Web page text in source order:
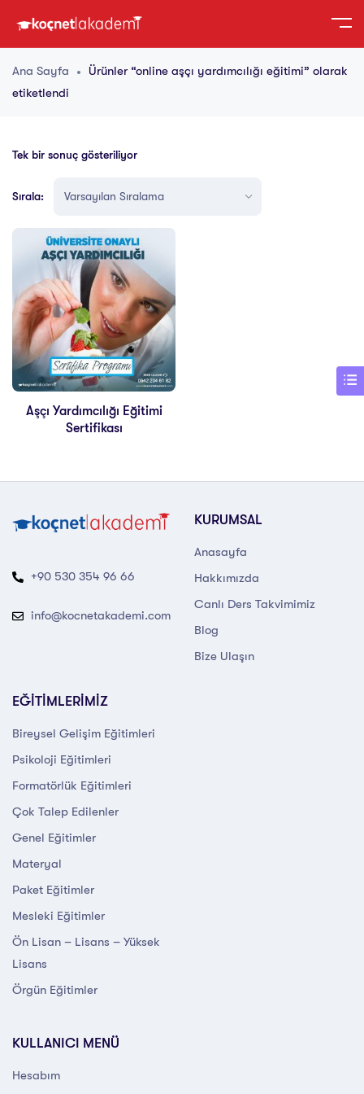
Ana Sayfa
Ürünler “online aşçı yardımcılığı eğitimi” olarak
etiketlendi
Tek bir sonuç gösteriliyor
Sırala:
Aşçı Yardımcılığı Eğitimi
Sertifikası
+90 530 354 96 66
info@kocnetakademi.com
KURUMSAL
Anasayfa
Hakkımızda
Canlı Ders Takvimimiz
Blog
Bize Ulaşın
EĞİTİMLERİMİZ
Bireysel Gelişim Eğitimleri
Psikoloji Eğitimleri
Formatörlük Eğitimleri
Çok Talep Edilenler
Genel Eğitimler
Materyal
Paket Eğitimler
Mesleki Eğitimler
Ön Lisan – Lisans – Yüksek
Lisans
Örgün Eğitimler
KULLANICI MENÜ
Hesabım